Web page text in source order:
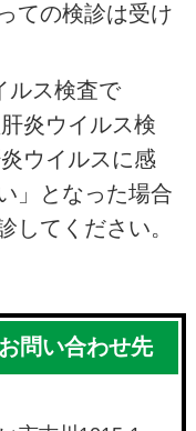
ての検診は受け
ルス検査で
炎ウイルス検
ウイルスに感
」となった場合
してください。
問い合わせ先